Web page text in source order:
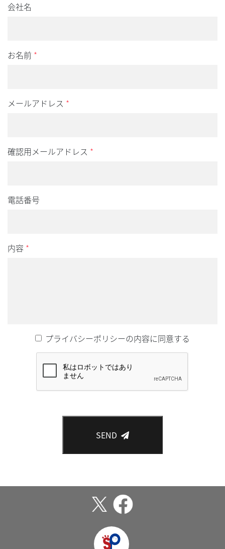
会社名
お名前 *
メールアドレス *
確認用メールアドレス *
電話番号
内容 *
プライバシーポリシーの内容に同意する
SEND